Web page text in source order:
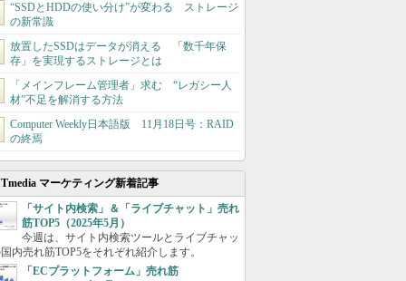
“SSDとHDDの使い分け”が変わる ストレージ
の新常識
放置したSSDはデータが消える 「数千年保
存」を実現するストレージとは
「メインフレーム管理者」求む “レガシー人
材”不足を解消する方法
Computer Weekly日本語版 11月18日号：RAID
の終焉
マーケティング新着記事
「サイト内検索」＆「ライブチャット」売れ
筋TOP5（2025年5月）
今週は、サイト内検索ツールとライブチャッ
内売れ筋TOP5をそれぞれ紹介します。
「ECプラットフォーム」売れ筋